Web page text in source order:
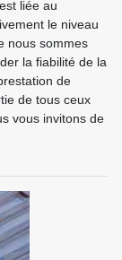
liée au
le niveau
nous sommes
la fiabilité de la
de
de tous ceux
vous invitons de